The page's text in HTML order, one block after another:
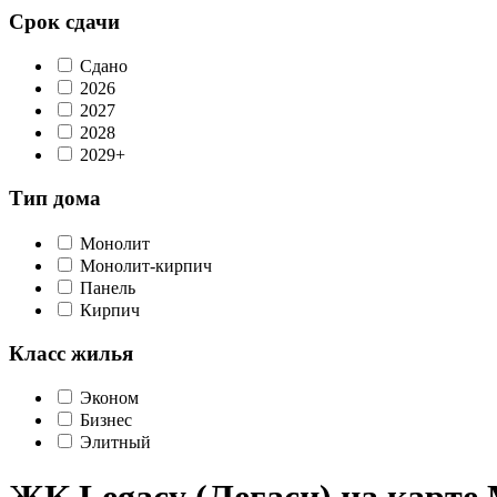
Срок сдачи
Сдано
2026
2027
2028
2029+
Тип дома
Монолит
Монолит-кирпич
Панель
Кирпич
Класс жилья
Эконом
Бизнес
Элитный